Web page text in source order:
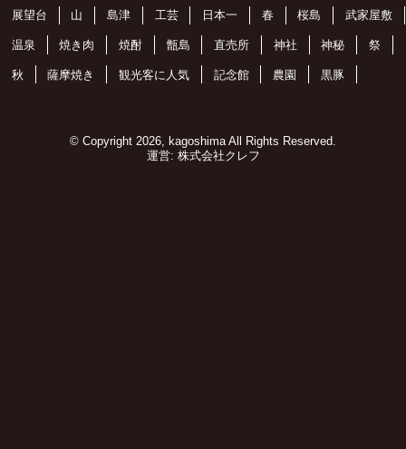
展望台 山 島津 工芸 日本一 春 桜島 武家屋敷
温泉 焼き肉 焼酎 甑島 直売所 神社 神秘 祭
秋 薩摩焼き 観光客に人気 記念館 農園 黒豚
© Copyright 2026, kagoshima All Rights Reserved.
運営: 株式会社クレフ